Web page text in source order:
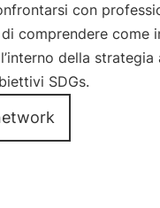
con
comprendere come
della strategia
SDGs.